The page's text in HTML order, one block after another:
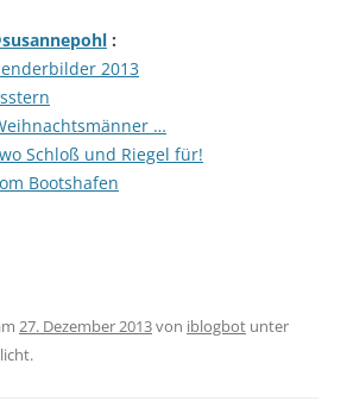
:
2013
…
Schloß und Riegel für!
Bootshafen
27. Dezember 2013von iblogbot unter